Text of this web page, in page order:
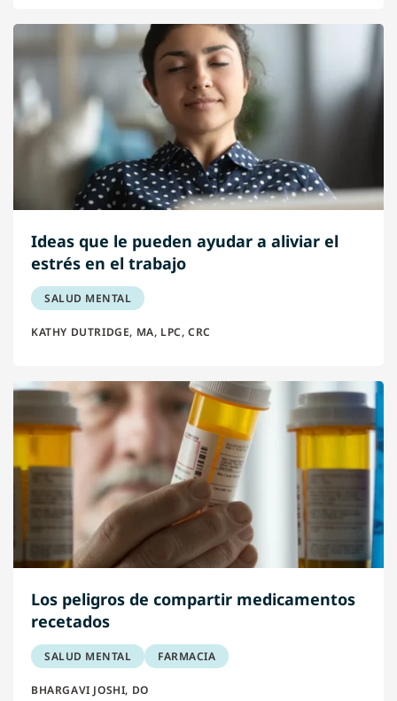
Ideas que le pueden ayudar a aliviar el
estrés en el trabajo
SALUD MENTAL
KATHY DUTRIDGE, MA, LPC, CRC
Los peligros de compartir medicamentos
recetados
SALUD MENTAL FARMACIA
BHARGAVI JOSHI, DO